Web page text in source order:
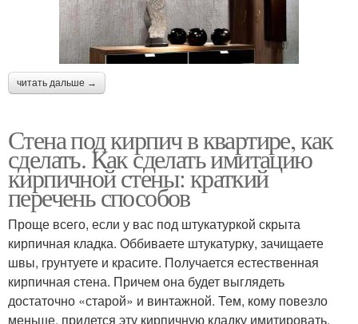
читать дальше →
Стена под кирпич в квартире, как
сделать. Как сделать имитацию
кирпичной стены: краткий
перечень способов
Проще всего, если у вас под штукатуркой скрыта
кирпичная кладка. Оббиваете штукатурку, зачищаете
швы, грунтуете и красите. Получается естественная
кирпичная стена. Причем она будет выглядеть
достаточно «старой» и винтажной. Тем, кому повезло
меньше, придется эту кирпичную кладку имитировать.